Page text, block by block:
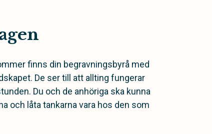
finns din begravningsbyrå med
De ser till att allting fungerar
Du och de anhöriga ska kunna
och låta tankarna vara hos den som